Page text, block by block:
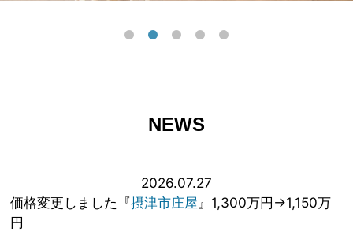
NEWS
2026.07.27
価格変更しました『摂津市庄屋』1,300万円→1,150万
円